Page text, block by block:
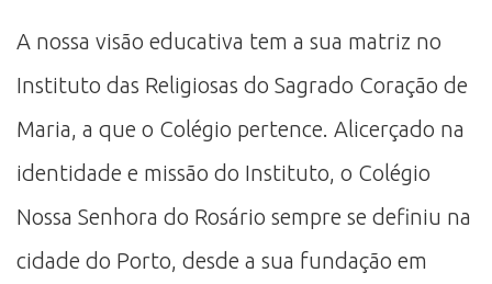
A nossa visão educativa tem a sua matriz no
Instituto das Religiosas do Sagrado Coração de
Maria, a que o Colégio pertence. Alicerçado na
identidade e missão do Instituto, o Colégio
Nossa Senhora do Rosário sempre se definiu na
cidade do Porto, desde a sua fundação em